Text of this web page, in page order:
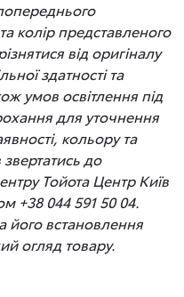
колір представленого
від оригіналу
здатності та
умов освітлення під
для уточнення
кольору та
до
Тойота Центр Київ
+38 044 591 50 04.
його встановлення
огляд товару.